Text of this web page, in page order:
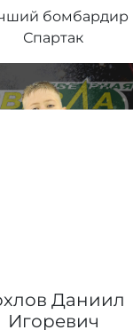
бомбардир
Спартак
Даниил
Игоревич